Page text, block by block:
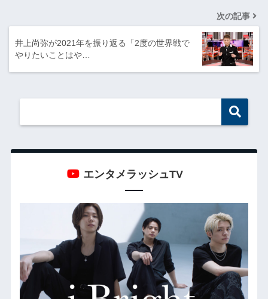
次の記事
井上尚弥が2021年を振り返る「2度の世界戦で
やりたいことはや…
エンタメラッシュTV